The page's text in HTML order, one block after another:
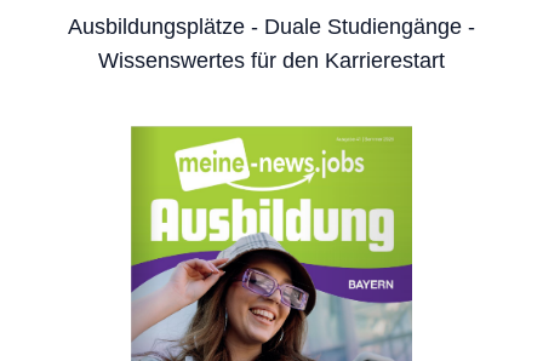
Ausbildungsplätze - Duale Studiengänge -
Wissenswertes für den Karrierestart